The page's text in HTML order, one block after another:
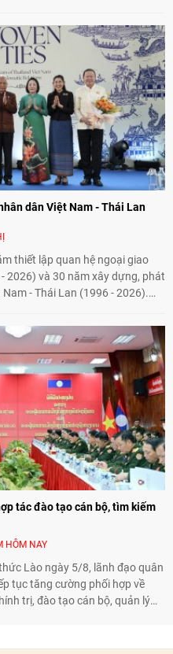
Dự án "Mở rộng Thương mại
phẩm Hoa Kỳ - Việt Nam",
số, hiện đại hóa nông nghiệp
giữa hai nước.
dân Việt Nam - Thái Lan
thiết lập quan hệ ngoại giao
2026) và 30 năm xây dựng, phát
- Thái Lan (1996 - 2026).
bước mở rộng hoạt động từ
kết nối địa phương, doanh
thế hệ trẻ, góp phần tăng
giữa nhân dân hai nước.
tác đào tạo cán bộ, tìm kiếm
HÔM NAY
Lào ngày 5/8, lãnh đạo quân
tục tăng cường phối hợp về
trị, đào tạo cán bộ, quản lý